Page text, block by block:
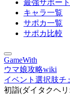
最強サポート
キャラ一覧
サポカ一覧
サポカ比較
GameWith
ウマ娘攻略wiki
イベント選択肢チ
初詣(ダイタクヘ